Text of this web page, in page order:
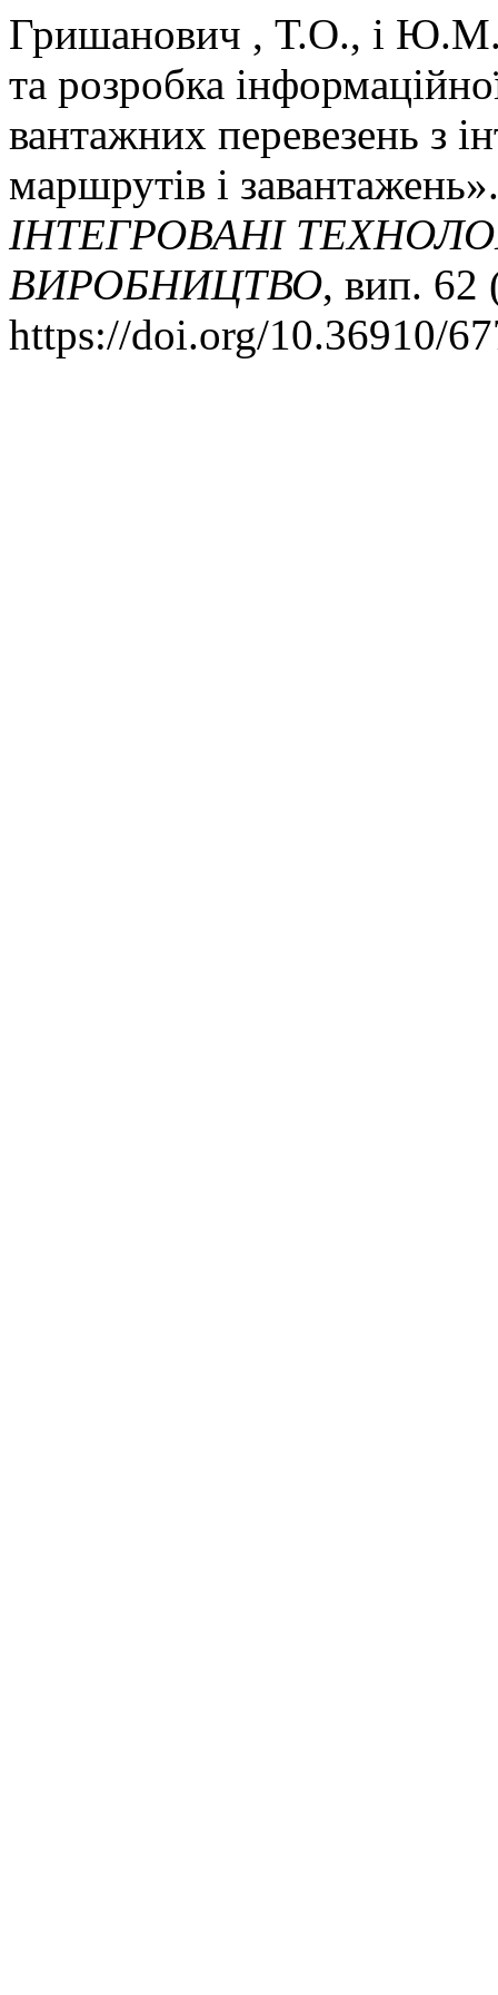
Гришанович , Т.О., і Ю.М.
та розробка
вантажних перевезень з
маршрутів і
ІНТЕГРОВАНІ
ВИРОБНИЦТВО, вип. 62
https://doi.org/10.36910/